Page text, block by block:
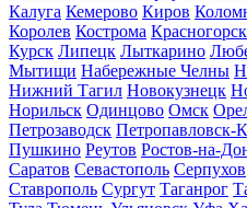
Калуга Кемерово Киров
Королев Кострома Красногорск
Курск Липецк Лыткарино
Мытищи Набережные Челны
Нижний Тагил Новокузнецк
Норильск Одинцово Омск
Петрозаводск Петропавловск-
Пушкино Реутов Ростов-на-
Саратов Севастополь Серпухов
Ставрополь Сургут Таганрог